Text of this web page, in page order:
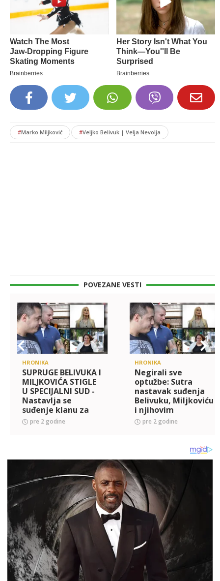
#Marko Miljković #Veljko Belivuk | Velja Nevolja
POVEZANE VESTI
HRONIKA
SUPRUGE BELIVUKA I
MILJKOVIĆA STIGLE
U SPECIJALNI SUD -
Nastavlja se
suđenje klanu za
pranje para! Bojana
vidno
pre 2 godine
HRONIKA
Negirali sve
optužbe: Sutra
nastavak suđenja
Belivuku, Miljkoviću
i njihovim
suprugama - Evo šta
im se sve stavlja na
pre 2 godine